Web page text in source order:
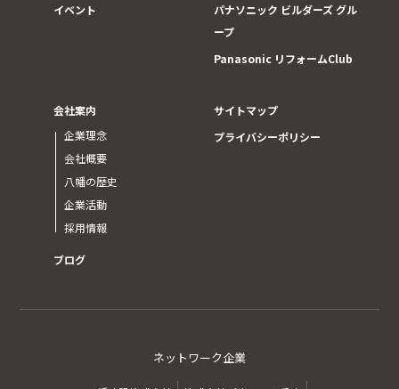
イベント
パナソニック ビルダーズ グル
ープ
Panasonic リフォームClub
会社案内
企業理念
会社概要
八幡の歴史
企業活動
採用情報
ブログ
サイトマップ
プライバシーポリシー
ネットワーク企業